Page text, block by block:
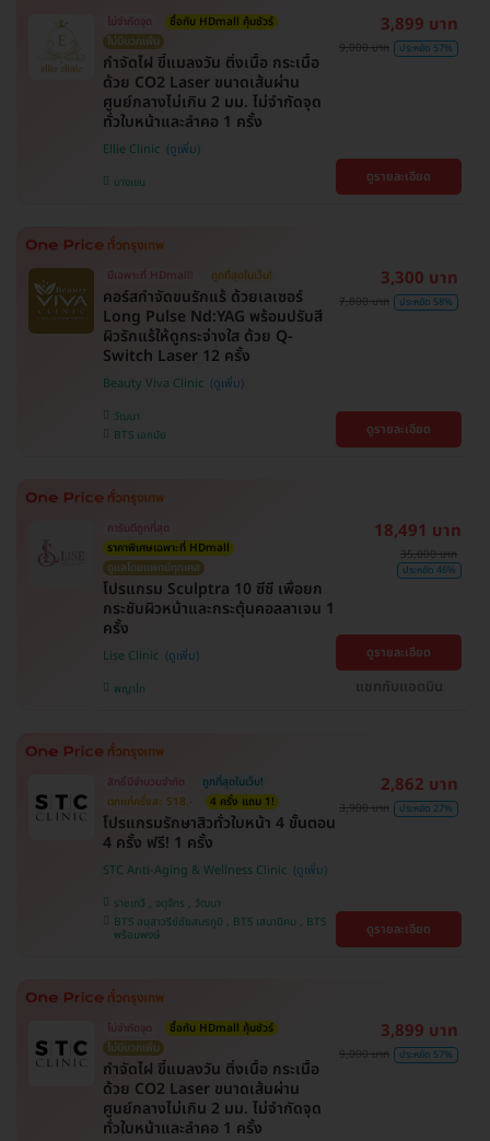
ไม่จำกัดจุด
ซื้อกับ HDmall คุ้มชัวร์
ไม่มีบวกเพิ่ม
กำจัดไฝ ขี้แมลงวัน ติ่งเนื้อ กระเนื้อ
ด้วย CO2 Laser ขนาดเส้นผ่าน
ศูนย์กลางไม่เกิน 2 มม. ไม่จำกัดจุด
ทั่วใบหน้าและลำคอ 1 ครั้ง
Ellie Clinic
บางเขน
3,899 บาท
9,000 บาท ประหยัด 57%
ดูรายละเอียด
มีเฉพาะที่ HDmall! ถูกที่สุดในเว็บ!
คอร์สกำจัดขนรักแร้ ด้วยเลเซอร์
Long Pulse Nd:YAG พร้อมปรับสี
ผิวรักแร้ให้ดูกระจ่างใส ด้วย Q-
Switch Laser 12 ครั้ง
Beauty Viva Clinic
วัฒนา
BTS เอกมัย
3,300 บาท
7,800 บาท ประหยัด 58%
ดูรายละเอียด
การันตีถูกที่สุด
ราคาพิเศษเฉพาะที่ HDmall
ดูแลโดยแพทย์ทุกเคส
โปรแกรม Sculptra 10 ซีซี เพื่อยก
กระชับผิวหน้าและกระตุ้นคอลลาเจน 1
ครั้ง
Lise Clinic
พญาไท
18,491 บาท
35,000 บาท
ประหยัด 46%
ดูรายละเอียด
แชทกับแอดมิน
สิทธิ์มีจำนวนจำกัด
ถูกที่สุดในเว็บ!
ตกแค่ครั้งละ 518.-
4 ครั้ง แถม 1!
โปรแกรมรักษาสิวทั่วใบหน้า 4 ขั้นตอน
4 ครั้ง ฟรี! 1 ครั้ง
STC Anti-Aging & Wellness Clinic
ราชเทวี , จตุจักร , วัฒนา
BTS อนุสาวรีย์ชัยสมรภูมิ , BTS เสนานิคม , BTS
พร้อมพงษ์
2,862 บาท
3,900 บาท ประหยัด 27%
ดูรายละเอียด
ไม่จำกัดจุด
ซื้อกับ HDmall คุ้มชัวร์
ไม่มีบวกเพิ่ม
กำจัดไฝ ขี้แมลงวัน ติ่งเนื้อ กระเนื้อ
ด้วย CO2 Laser ขนาดเส้นผ่าน
ศูนย์กลางไม่เกิน 2 มม. ไม่จำกัดจุด
ทั่วใบหน้าและลำคอ 1 ครั้ง
3,899 บาท
9,000 บาท ประหยัด 57%